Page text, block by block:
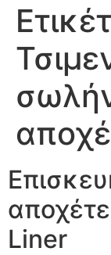
Liner